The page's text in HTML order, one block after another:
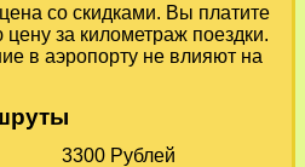
со скидками. Вы платите
за километраж поездки.
в аэропорту не влияют на
3300 Рублей